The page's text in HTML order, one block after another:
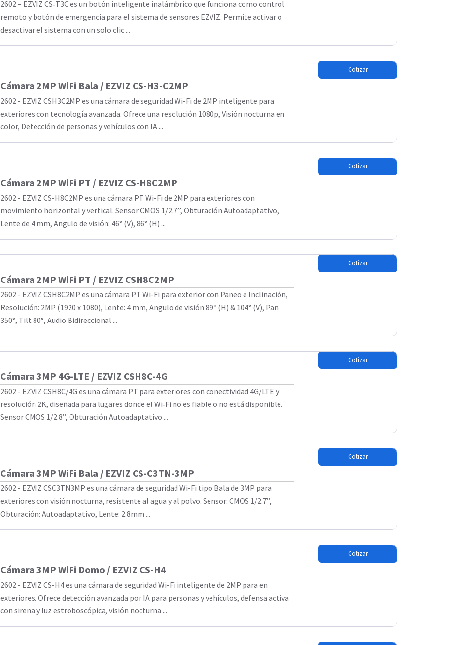
2602 – EZVIZ CS‑T3C es un botón inteligente inalámbrico que funciona como control
remoto y botón de emergencia para el sistema de sensores EZVIZ. Permite activar o
desactivar el sistema con un solo clic ...
Cámara 2MP WiFi Bala / EZVIZ CS-H3-C2MP
2602 - EZVIZ CSH3C2MP es una cámara de seguridad Wi-Fi de 2MP inteligente para
exteriores con tecnología avanzada. Ofrece una resolución 1080p, Visión nocturna en
color, Detección de personas y vehículos con IA ...
Cotizar
Cámara 2MP WiFi PT / EZVIZ CS-H8C2MP
2602 - EZVIZ CS-H8C2MP es una cámara PT Wi-Fi de 2MP para exteriores con
movimiento horizontal y vertical. Sensor CMOS 1/2.7’’, Obturación Autoadaptativo,
Lente de 4 mm, Angulo de visión: 46° (V), 86° (H) ...
Cotizar
Cámara 2MP WiFi PT / EZVIZ CSH8C2MP
2602 - EZVIZ CSH8C2MP es una cámara PT Wi-Fi para exterior con Paneo e Inclinación,
Resolución: 2MP (1920 x 1080), Lente: 4 mm, Angulo de visión 89º (H) & 104° (V), Pan
350°, Tilt 80°, Audio Bidireccional ...
Cotizar
Cámara 3MP 4G-LTE / EZVIZ CSH8C-4G
2602 - EZVIZ CSH8C/4G es una cámara PT para exteriores con conectividad 4G/LTE y
resolución 2K, diseñada para lugares donde el Wi‑Fi no es fiable o no está disponible.
Sensor CMOS 1/2.8’’, Obturación Autoadaptativo ...
Cotizar
Cámara 3MP WiFi Bala / EZVIZ CS-C3TN-3MP
2602 - EZVIZ CSC3TN3MP es una cámara de seguridad Wi-Fi tipo Bala de 3MP para
exteriores con visión nocturna, resistente al agua y al polvo. Sensor: CMOS 1/2.7’’,
Obturación: Autoadaptativo, Lente: 2.8mm ...
Cotizar
Cámara 3MP WiFi Domo / EZVIZ CS-H4
2602 - EZVIZ CS-H4 es una cámara de seguridad Wi-Fi inteligente de 2MP para en
exteriores. Ofrece detección avanzada por IA para personas y vehículos, defensa activa
con sirena y luz estroboscópica, visión nocturna ...
Cotizar